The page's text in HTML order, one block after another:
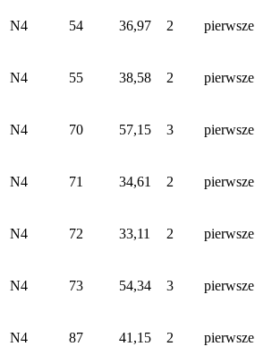
N4 54 36,97 2 pierwsze
N4 55 38,58 2 pierwsze
N4 70 57,15 3 pierwsze
N4 71 34,61 2 pierwsze
N4 72 33,11 2 pierwsze
N4 73 54,34 3 pierwsze
N4 87 41,15 2 pierwsze